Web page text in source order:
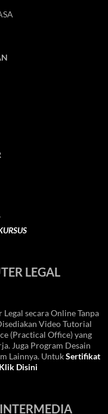
LEGAL
secara Online Tanpa
Video Tutorial
(Practical Office) yang
Juga Program Desain
Lainnya. UntukSertifikat
Disini